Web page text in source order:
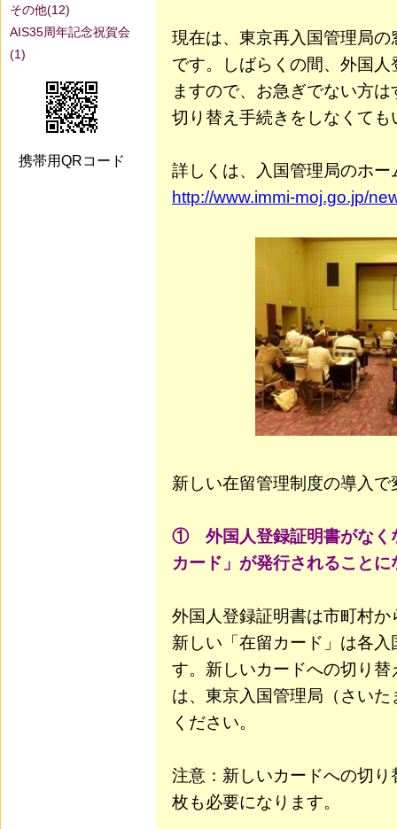
現在は、東京再入国管理局
です。しばらくの間、外国
ますので、お急ぎでない方
切り替え手続きをしなくても
詳しくは、入国管理局のホ
http://www.immi-moj.go.jp/
新しい在留管理制度の導入で
① 外国人登録証明書がなく
カード」が発行されることに
外国人登録証明書は市町村
新しい「在留カード」は各
す。新しいカードへの切り
は、東京入国管理局（さい
ください。
注意：新しいカードへの切
枚も必要になります。
その他(12)
AIS35周年記念祝賀会
(1)
携帯用QRコード